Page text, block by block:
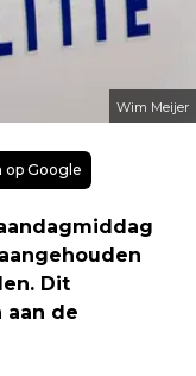
Wim Meijer
op Google
Dit
aan de